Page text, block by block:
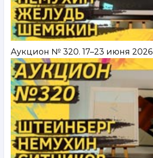
Аукцион № 320. 17–23 июня 2026